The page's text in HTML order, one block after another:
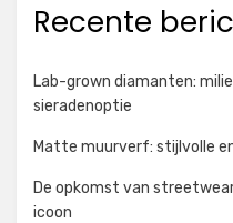
Recente
Lab-grown diamanten:
sieradenoptie
Matte muurverf: stijlvolle
De opkomst van
icoon